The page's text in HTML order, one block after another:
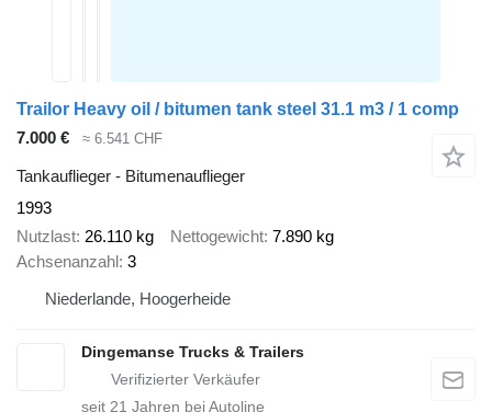
Trailor Heavy oil / bitumen tank steel 31.1 m3 / 1 comp
7.000 €
≈ 6.541 CHF
Tankauflieger - Bitumenauflieger
1993
Nutzlast 26.110 kg Nettogewicht 7.890 kg
Achsenanzahl 3
Niederlande, Hoogerheide
Dingemanse Trucks & Trailers
seit 21 Jahren bei Autoline